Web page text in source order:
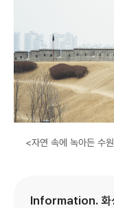
<자연 속에 녹아든 수
Information. 화